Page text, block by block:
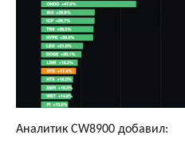
Аналитик CW8900 добавил: